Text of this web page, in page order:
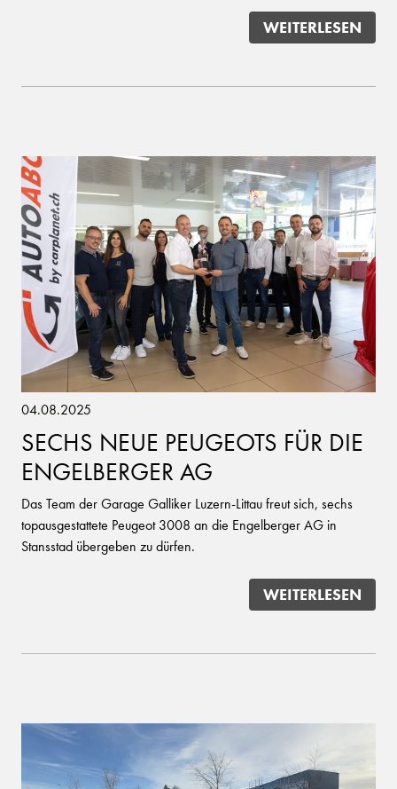
WEITERLESEN
04.08.2025
SECHS NEUE PEUGEOTS FÜR DIE
ENGELBERGER AG
Das Team der Garage Galliker Luzern-Littau freut sich, sechs
topausgestattete Peugeot 3008 an die Engelberger AG in
Stansstad übergeben zu dürfen.
WEITERLESEN